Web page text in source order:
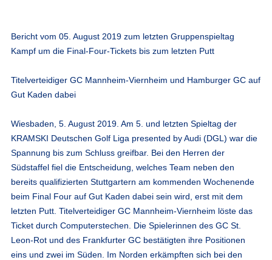
Bericht vom 05. August 2019 zum letzten Gruppenspieltag
Kampf um die Final-Four-Tickets bis zum letzten Putt
Titelverteidiger GC Mannheim-Viernheim und Hamburger GC auf
Gut Kaden dabei
Wiesbaden, 5. August 2019. Am 5. und letzten Spieltag der
KRAMSKI Deutschen Golf Liga presented by Audi (DGL) war die
Spannung bis zum Schluss greifbar. Bei den Herren der
Südstaffel fiel die Entscheidung, welches Team neben den
bereits qualifizierten Stuttgartern am kommenden Wochenende
beim Final Four auf Gut Kaden dabei sein wird, erst mit dem
letzten Putt. Titelverteidiger GC Mannheim-Viernheim löste das
Ticket durch Computerstechen. Die Spielerinnen des GC St.
Leon-Rot und des Frankfurter GC bestätigten ihre Positionen
eins und zwei im Süden. Im Norden erkämpften sich bei den